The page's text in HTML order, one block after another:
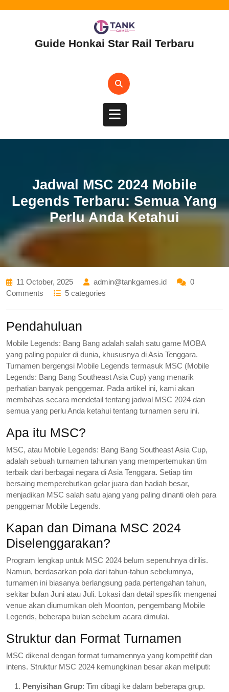
Guide Honkai Star Rail Terbaru
Jadwal MSC 2024 Mobile
Legends Terbaru: Semua Yang
Perlu Anda Ketahui
11 October, 2025 admin@tankgames.id
0
Comments
5 categories
Pendahuluan
Mobile Legends: Bang Bang adalah salah satu game MOBA
yang paling populer di dunia, khususnya di Asia Tenggara.
Turnamen bergengsi Mobile Legends termasuk MSC (Mobile
Legends: Bang Bang Southeast Asia Cup) yang menarik
perhatian banyak penggemar. Pada artikel ini, kami akan
membahas secara mendetail tentang jadwal MSC 2024 dan
semua yang perlu Anda ketahui tentang turnamen seru ini.
Apa itu MSC?
MSC, atau Mobile Legends: Bang Bang Southeast Asia Cup,
adalah sebuah turnamen tahunan yang mempertemukan tim
terbaik dari berbagai negara di Asia Tenggara. Setiap tim
bersaing memperebutkan gelar juara dan hadiah besar,
menjadikan MSC salah satu ajang yang paling dinanti oleh para
penggemar Mobile Legends.
Kapan dan Dimana MSC 2024
Diselenggarakan?
Program lengkap untuk MSC 2024 belum sepenuhnya dirilis.
Namun, berdasarkan pola dari tahun-tahun sebelumnya,
turnamen ini biasanya berlangsung pada pertengahan tahun,
sekitar bulan Juni atau Juli. Lokasi dan detail spesifik mengenai
venue akan diumumkan oleh Moonton, pengembang Mobile
Legends, beberapa bulan sebelum acara dimulai.
Struktur dan Format Turnamen
MSC dikenal dengan format turnamennya yang kompetitif dan
intens. Struktur MSC 2024 kemungkinan besar akan meliputi:
Penyisihan Grup: Tim dibagi ke dalam beberapa grup.